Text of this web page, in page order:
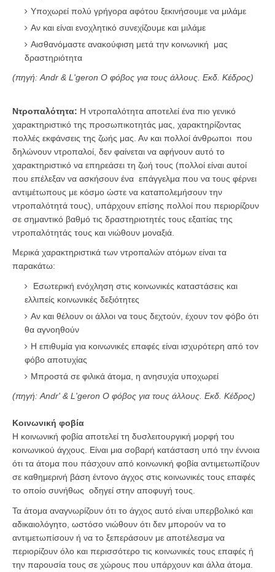
Υποχωρεί πολύ γρήγορα αφότου ξεκινήσουμε να μιλάμε
Αν και είναι ενοχλητικό συνεχίζουμε και μιλάμε
Αισθανόμαστε ανακούφιση μετά την κοινωνική μας
δραστηριότητα
(πηγή: Andr & L'geron O φόβος για τους άλλους. Εκδ. Κέδρος)
Ντροπαλότητα: Η ντροπαλότητα αποτελεί ένα πιο γενικό
χαρακτηριστικό της προσωπικοτητάς μας, χαρακτηρίζοντας
πολλές εκφάνσεις της ζωής μας. Αν και πολλοί άνθρωποι που
δηλώνουν ντροπαλοί, δεν φαίνεται να αφήνουν αυτό το
χαρακτηριστικό να επηρεάσει τη ζωή τους (πολλοί είναι αυτοί
που επέλεξαν να ασκήσουν ένα επάγγελμα που να τους φέρνει
αντιμέτωπους με κόσμο ώστε να καταπολεμήσουν την
ντροπαλότητά τους), υπάρχουν επίσης πολλοί που περιορίζουν
σε σημαντικό βαθμό τις δραστηριοτητές τους εξαιτίας της
ντροπαλότητάς τους και νιώθουν μοναξιά.
Μερικά χαρακτηριστικά των ντροπαλών ατόμων είναι τα
παρακάτω:
Εσωτερική ενόχληση στις κοινωνικές καταστάσεις και
ελλιπείς κοινωνικές δεξιότητες
Αν και θέλουν οι άλλοι να τους δεχτούν, έχουν τον φόβο ότι
θα αγνοηθούν
Η επιθυμία για κοινωνικές επαφές είναι ισχυρότερη από τον
φόβο αποτυχίας
Μπροστά σε φιλικά άτομα, η ανησυχία υποχωρεί
(πηγή: Andr' & L'geron O φόβος για τους άλλους. Εκδ. Κέδρος)
Κοινωνική φοβία
Η κοινωνική φοβία αποτελεί τη δυσλειτουργική μορφή του
κοινωνικού άγχους. Είναι μια σοβαρή κατάσταση υπό την έννοια
ότι τα άτομα που πάσχουν από κοινωνική φοβία αντιμετωπίζουν
σε καθημερινή βάση έντονο άγχος στις κοινωνικές τους επαφές
το οποίο συνήθως οδηγεί στην αποφυγή τους.
Τα άτομα αναγνωρίζουν ότι το άγχος αυτό είναι υπερβολικό και
αδικαιολόγητο, ωστόσο νιώθουν ότι δεν μπορούν να το
αντιμετωπίσουν ή να το ξεπεράσουν με αποτέλεσμα να
περιορίζουν όλο και περισσότερο τις κοινωνικές τους επαφές ή
την παρουσία τους σε χώρους που υπάρχουν και άλλα άτομα.